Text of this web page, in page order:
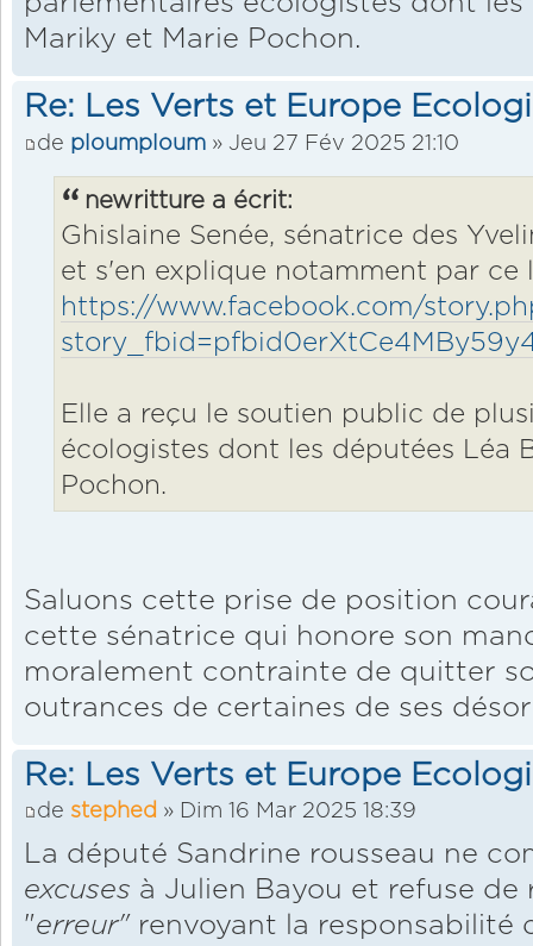
Mariky et Marie Pochon.
Re: Les Verts et Europe
de ploumploum » Jeu 27 Fév 2025 21:10
newritture a écrit:
Ghislaine Senée, sénatrice des
et s'en explique notamment par ce
https://www.facebook.com/
Elle a reçu le soutien public de
écologistes dont les députées Léa
Pochon.
Saluons cette prise de position
cette sénatrice qui honore son
moralement contrainte de quitter
outrances de certaines de ses
Re: Les Verts et Europe
de stephed » Dim 16 Mar 2025 18:39
La député Sandrine rousseau ne
excuses à Julien Bayou et refuse
"erreur" renvoyant la responsabilité